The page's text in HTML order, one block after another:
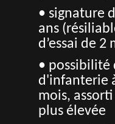
• signature
ans
d’essai de 2
• possibilité
d'infanterie
mois,
plus élevée